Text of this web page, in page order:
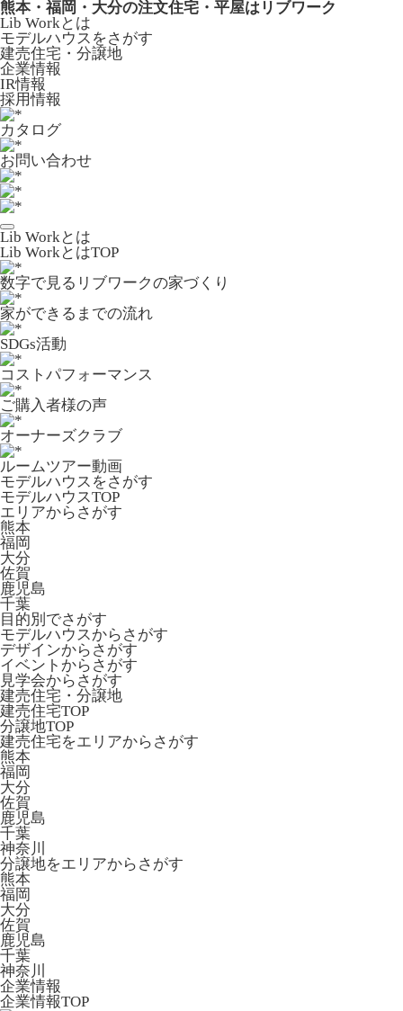
熊本・福岡・大分の注文住宅・平屋はリブワーク
Lib Workとは
モデルハウスをさがす
建売住宅・分譲地
企業情報
IR情報
採用情報
カタログ
お問い合わせ
Lib Workとは
Lib WorkとはTOP
数字で⾒るリブワークの家づくり
家ができるまでの流れ
SDGs活動
コストパフォーマンス
ご購入者様の声
オーナーズクラブ
ルームツアー動画
モデルハウスをさがす
モデルハウスTOP
エリアからさがす
熊本
福岡
大分
佐賀
鹿児島
千葉
目的別でさがす
モデルハウスからさがす
デザインからさがす
イベントからさがす
見学会からさがす
建売住宅・分譲地
建売住宅TOP
分譲地TOP
建売住宅をエリアからさがす
熊本
福岡
大分
佐賀
鹿児島
千葉
神奈川
分譲地をエリアからさがす
熊本
福岡
大分
佐賀
鹿児島
千葉
神奈川
企業情報
企業情報TOP